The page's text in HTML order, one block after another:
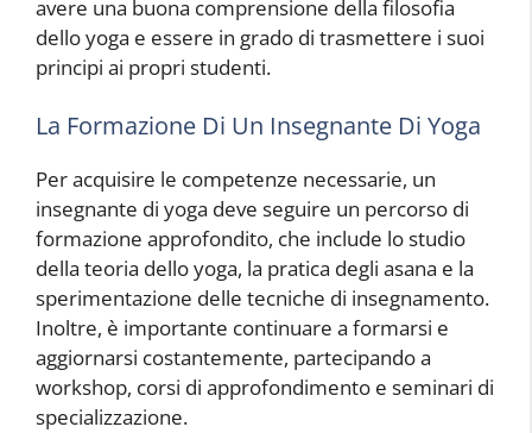
avere una buona comprensione della filosofia
dello yoga e essere in grado di trasmettere i suoi
principi ai propri studenti.
La Formazione Di Un Insegnante Di Yoga
Per acquisire le competenze necessarie, un
insegnante di yoga deve seguire un percorso di
formazione approfondito, che include lo studio
della teoria dello yoga, la pratica degli asana e la
sperimentazione delle tecniche di insegnamento.
Inoltre, è importante continuare a formarsi e
aggiornarsi costantemente, partecipando a
workshop, corsi di approfondimento e seminari di
specializzazione.